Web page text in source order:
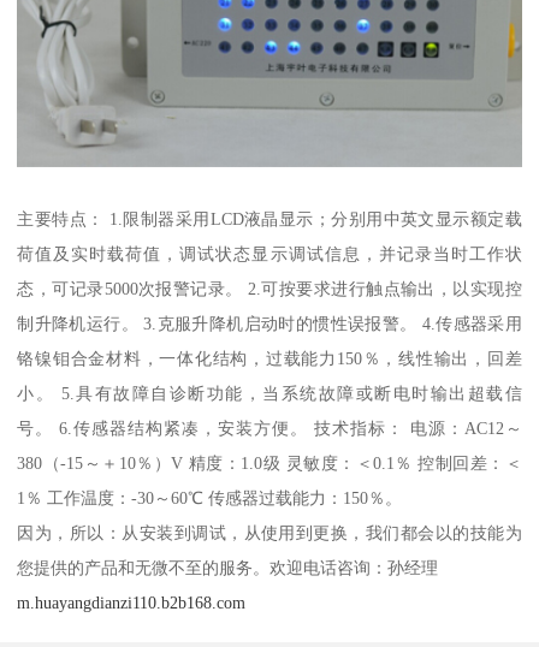
主要特点： 1.限制器采用LCD液晶显示；分别用中英文显示额定载
荷值及实时载荷值，调试状态显示调试信息，并记录当时工作状
态，可记录5000次报警记录。 2.可按要求进行触点输出，以实现控
制升降机运行。 3.克服升降机启动时的惯性误报警。 4.传感器采用
铬镍钼合金材料，一体化结构，过载能力150％，线性输出，回差
小。 5.具有故障自诊断功能，当系统故障或断电时输出超载信
号。 6.传感器结构紧凑，安装方便。 技术指标： 电源：AC12～
380（-15～＋10％）V 精度：1.0级 灵敏度：＜0.1％ 控制回差：＜
1％ 工作温度：-30～60℃ 传感器过载能力：150％。
因为，所以：从安装到调试，从使用到更换，我们都会以的技能为
您提供的产品和无微不至的服务。欢迎电话咨询：孙经理
m.huayangdianzi110.b2b168.com